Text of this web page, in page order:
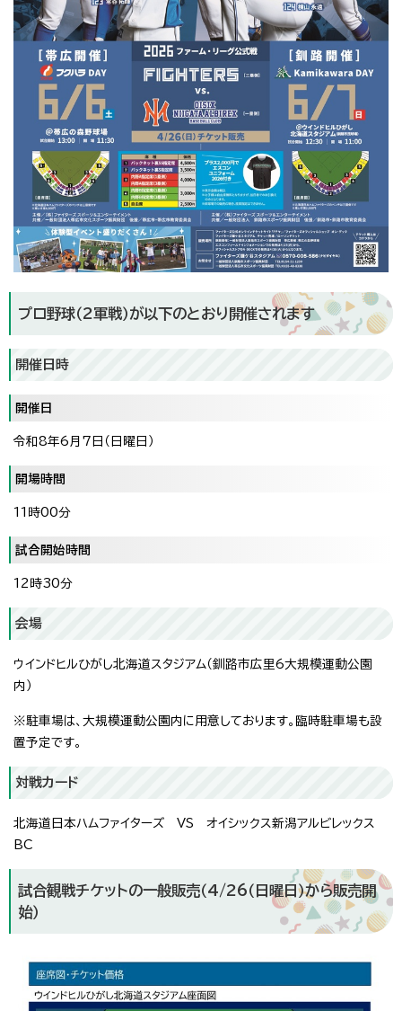
プロ野球（2軍戦）が以下のとおり開催されます
開催日時
開催日
令和8年6月7日（日曜日）
開場時間
11時00分
試合開始時間
12時30分
会場
ウインドヒルひがし北海道スタジアム（釧路市広里6大規模運動公園
内）
※駐車場は、大規模運動公園内に用意しております。臨時駐車場も設
置予定です。
対戦カード
北海道日本ハムファイターズ VS オイシックス新潟アルビレックス
BC
試合観戦チケットの一般販売（4/26（日曜日）から販売開
始）